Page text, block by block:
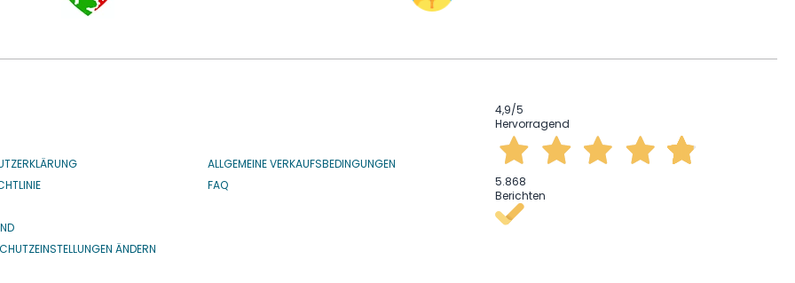
ÄNDERN
ALLGEMEINE VERKAUFSBEDINGUNGEN
FAQ
4,9/5
Hervorragend
5.868
Berichten